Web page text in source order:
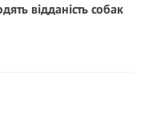
відданість собак